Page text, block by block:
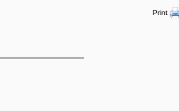
Print